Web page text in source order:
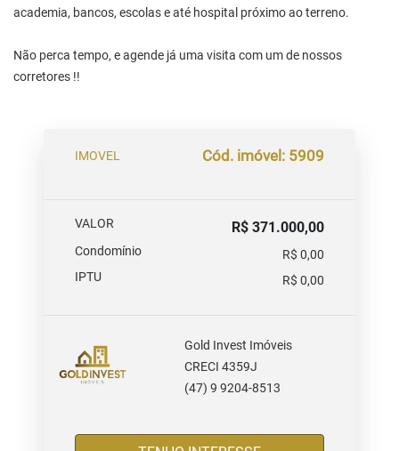
academia, bancos, escolas e até hospital próximo ao terreno.
Não perca tempo, e agende já uma visita com um de nossos
corretores !!
IMOVEL Cód. imóvel: 5909
VALOR R$ 371.000,00
Condomínio
R$ 0,00
IPTU
R$ 0,00
Gold Invest Imóveis
CRECI 4359J
(47) 9 9204-8513